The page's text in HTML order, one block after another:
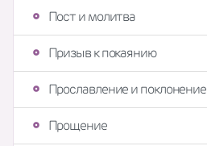
Пост и молитва
Призыв к покаянию
Прославление и поклонение
Прощение